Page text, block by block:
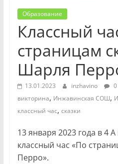
Образование
Классный
страницам
Шарля
13.01.2023 inzhavino
викторина, Инжавинская СОШ,
классный час, сказки
13 января 2023 года в 4
классный час «По
Перро».